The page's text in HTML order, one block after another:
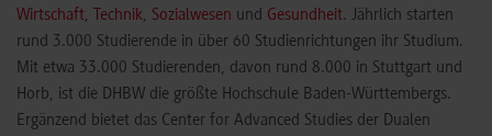
Wirtschaft, Technik, Sozialwesen und Gesundheit. Jährlich starten
rund 3.000 Studierende in über 60 Studienrichtungen ihr Studium.
Mit etwa 33.000 Studierenden, davon rund 8.000 in Stuttgart und
Horb, ist die DHBW die größte Hochschule Baden-Württembergs.
Ergänzend bietet das Center for Advanced Studies der Dualen